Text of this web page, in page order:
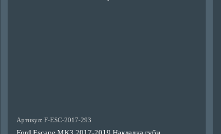
Артикул: F-ESC-2017-293